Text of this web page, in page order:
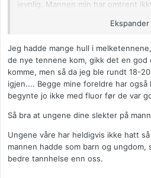
jevnlig. Mannen min har omtrent
Ekspander
Jeg hadde mange hull i
de nye tennene kom, gikk det en
komme, men så da jeg ble rundt 18-
igjen.... Begge mine foreldre har
begynte jo ikke med fluor før de var
Så bra at ungene dine slekter på
Ungene våre har heldigvis ikke hatt
mannen hadde som barn og
bedre tannhelse enn oss.